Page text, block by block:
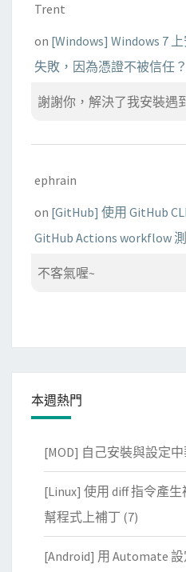
Trent
on [Windows] Windows 7
失敗，因為憑證不被信任？
謝謝你，解決了我安裝遇
ephrain
on [GitHub] 使用 GitHub
GitHub Actions workflow
不客氣喔~
本週熱門
[MOD] 自己安裝與設定中
[Linux] 使用 diff 指令產
幫程式上補丁 (7)
[Android] 用 Automate